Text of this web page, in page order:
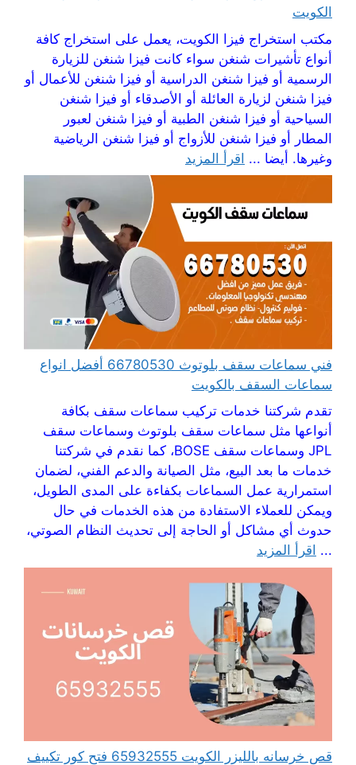
الكويت
مكتب استخراج فيزا الكويت، يعمل على استخراج كافة
أنواع تأشيرات شنغن سواء كانت فيزا شنغن للزيارة
الرسمية أو فيزا شنغن الدراسية أو فيزا شنغن للأعمال أو
فيزا شنغن لزيارة العائلة أو الأصدقاء أو فيزا شنغن
السياحية أو فيزا شنغن الطبية أو فيزا شنغن لعبور
المطار أو فيزا شنغن للأزواج أو فيزا شنغن الرياضية
وغيرها. أيضا ... اقرأ المزيد
فني سماعات سقف بلوتوث 66780530 أفضل انواع
سماعات السقف بالكويت
تقدم شركتنا خدمات تركيب سماعات سقف بكافة
أنواعها مثل سماعات سقف بلوتوث وسماعات سقف
JPL وسماعات سقف BOSE، كما نقدم في شركتنا
خدمات ما بعد البيع، مثل الصيانة والدعم الفني، لضمان
استمرارية عمل السماعات بكفاءة على المدى الطويل،
ويمكن للعملاء الاستفادة من هذه الخدمات في حال
حدوث أي مشاكل أو الحاجة إلى تحديث النظام الصوتي،
... اقرأ المزيد
قص خرسانه بالليزر الكويت 65932555 فتح كور تكييف